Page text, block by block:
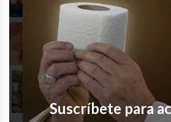
Cuando te habla otra
Chismoso se nace
Suscríbete para